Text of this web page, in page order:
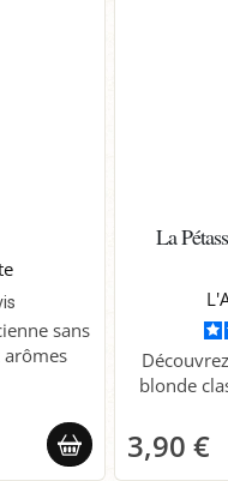
sans
La
blonde
3,90 €